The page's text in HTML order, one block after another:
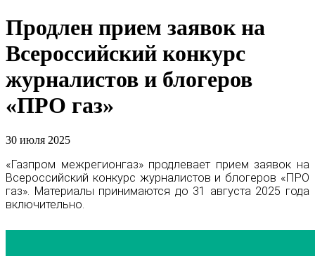
Продлен прием заявок на
Всероссийский конкурс
журналистов и блогеров
«ПРО газ»
30 июля 2025
«Газпром межрегионгаз» продлевает прием заявок на
Всероссийский конкурс журналистов и блогеров «ПРО
газ». Материалы принимаются до 31 августа 2025 года
включительно.